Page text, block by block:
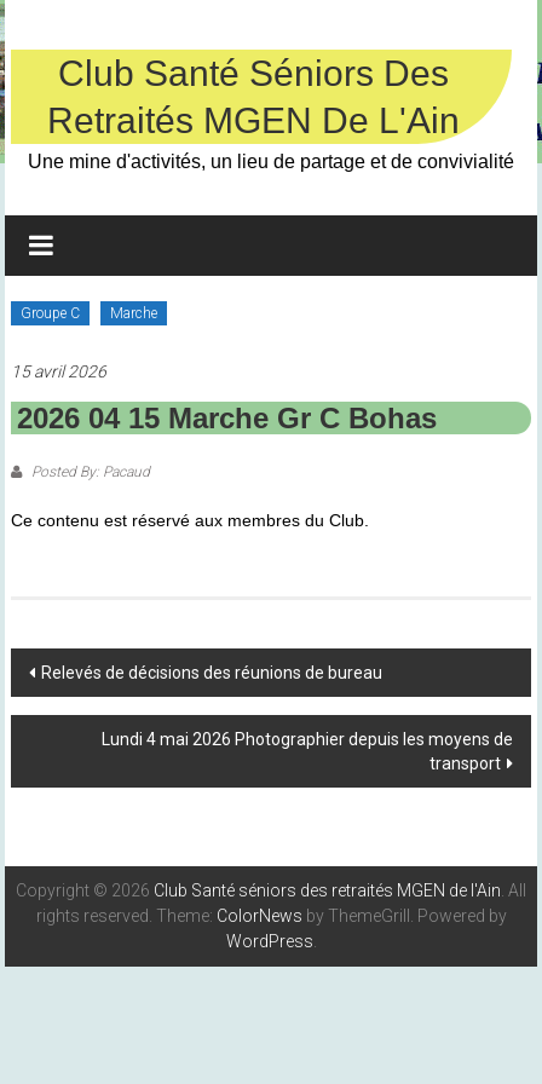
Skip
to
contentClub Santé Séniors Des
Retraités MGEN De L'Ain
Une mine d'activités, un lieu de partage et de convivialité
Groupe C Marche
15 avril 2026
2026 04 15 Marche Gr C Bohas
Posted By: Pacaud
Ce contenu est réservé aux membres du Club.
Post
Navigation
Relevés de décisions des réunions de bureau
Lundi 4 mai 2026 Photographier depuis les moyens de
transport
Copyright © 2026 Club Santé séniors des retraités MGEN de l'Ain . All
rights reserved. Theme: ColorNews by ThemeGrill. Powered by
WordPress